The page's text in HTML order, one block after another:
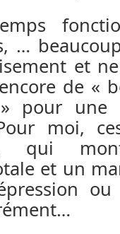
…
et
de «
pour une
moi,
qui
et un